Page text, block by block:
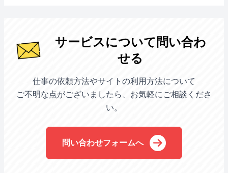
サービスについて問い合わ
せる
仕事の依頼方法やサイトの利用方法について
ご不明な点がございましたら、お気軽にご相談くださ
い。
問い合わせフォームへ